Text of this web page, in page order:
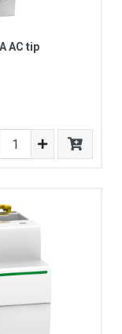
AC tip